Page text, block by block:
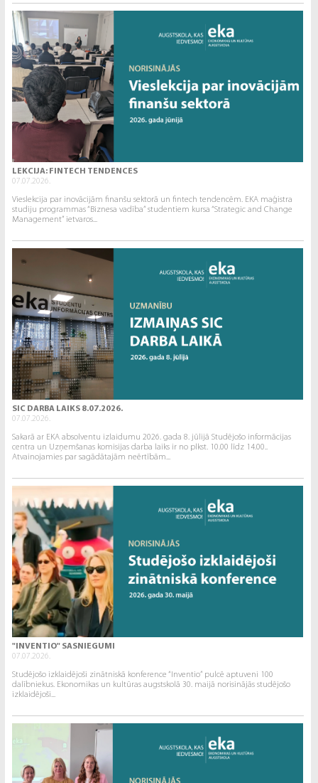
LEKCIJA: FINTECH TENDENCES
07.07.2026.
Vieslekcija par inovācijām finanšu sektorā un fintech tendencēm. EKA maģistra
studiju programmas “Biznesa vadība” studentiem kursa “Strategic and Change
Management” ietvaros...
SIC DARBA LAIKS 8.07.2026.
07.07.2026.
Sakarā ar EKA absolventu izlaidumu 2026. gada 8. jūlijā Studējošo informācijas
centra un Uzņemšanas komisijas darba laiks ir no plkst. 10.00 līdz 14.00..
Atvainojamies par sagādātajām neērtībām...
"INVENTIO" SASNIEGUMI
07.07.2026.
Studējošo izklaidējoši zinātniskā konference “Inventio” pulcē aptuveni 100
dalībniekus. Ekonomikas un kultūras augstskolā 30. maijā norisinājās studējošo
izklaidējoši...